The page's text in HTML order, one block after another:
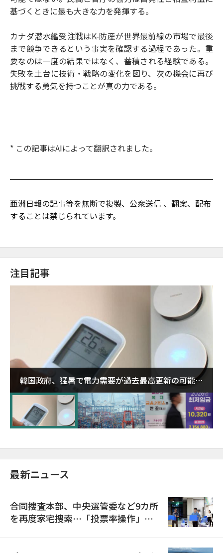
基づくときに最も大きな力を発揮する。
カナダ潜水艦受注戦はK-防産が世界最前線の市場で最後
まで競争できるという事実を確認する過程であった。重
要なのは一度の結果ではなく、蓄積される経験である。
失敗を土台に技術・戦略の変化を図り、次の機会に再び
挑戦する勇気を持つことが真の力である。
* この記事はAIによって翻訳されました。
亜洲日報の記事等を無断で複製、公衆送信 、翻案、配布
することは禁じられています。
注目記事
韓国政府、猛暑で電力需要が過去最高更新の可能性
に需給対応体制を点検
最新ニュース
合同捜査本部、中央選管委など9カ所
を再度家宅捜索…「投票率操作」の